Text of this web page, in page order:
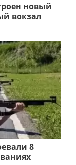
новый
вокзал
8